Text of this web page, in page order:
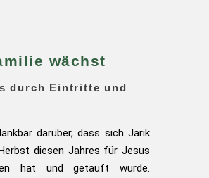
wächst
durch Eintritte und
darüber, dass sich Jarik
diesen Jahres für Jesus
hat und getauft wurde.